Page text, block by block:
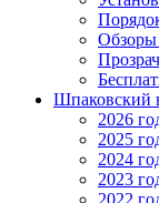
Шпаковский
2026
2025
2024
2023